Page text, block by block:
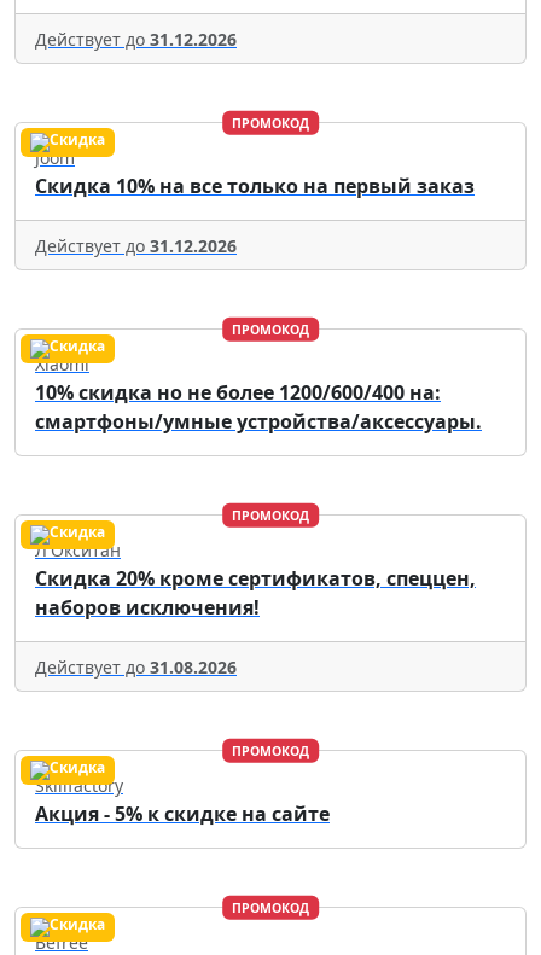
Действует до 31.12.2026
ПРОМОКОД
Joom
Скидка 10% на все только на первый заказ
Действует до 31.12.2026
ПРОМОКОД
Xiaomi
10% скидка но не более 1200/600/400 на:
смартфоны/умные устройства/аксессуары.
ПРОМОКОД
Л'Окситан
Скидка 20% кроме сертификатов, спеццен,
наборов исключения!
Действует до 31.08.2026
ПРОМОКОД
Skillfactory
Акция - 5% к скидке на сайте
ПРОМОКОД
Befree